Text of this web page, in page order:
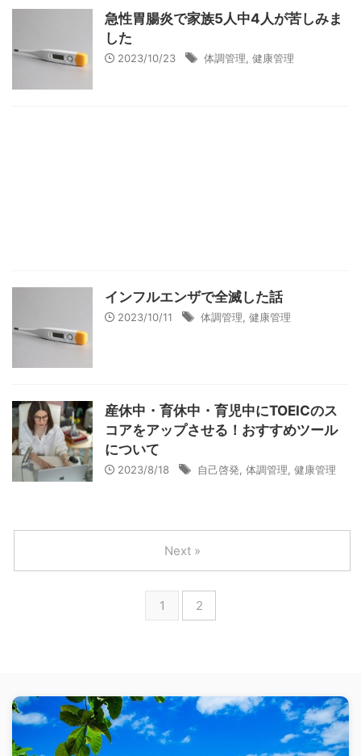
急性胃腸炎で家族5人中4人が苦しみま
した
2023/10/23 体調管理 健康管理
インフルエンザで全滅した話
2023/10/11 体調管理 健康管理
産休中・育休中・育児中にTOEICのス
コアをアップさせる！おすすめツール
について
2023/8/18 自己啓発 体調管理 健康管理
1 2
Next »